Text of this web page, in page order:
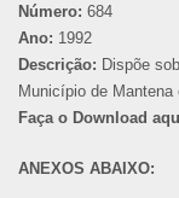
Número: 684
Ano: 1992
Descrição: Dispõe
Município de Mantena
Faça o Download
ANEXOS ABAIXO: